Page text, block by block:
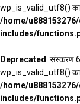
wp_is_valid_utf8() का
/home/
includes/
Deprecated: संस्करण
wp_is_valid_utf8() का
/home/
includes/